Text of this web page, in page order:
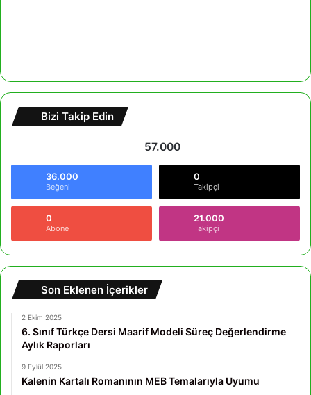
Bizi Takip Edin
57.000
36.000
Beğeni
0
Takipçi
0
Abone
21.000
Takipçi
Son Eklenen İçerikler
2 Ekim 2025
6. Sınıf Türkçe Dersi Maarif Modeli Süreç Değerlendirme
Aylık Raporları
9 Eylül 2025
Kalenin Kartalı Romanının MEB Temalarıyla Uyumu